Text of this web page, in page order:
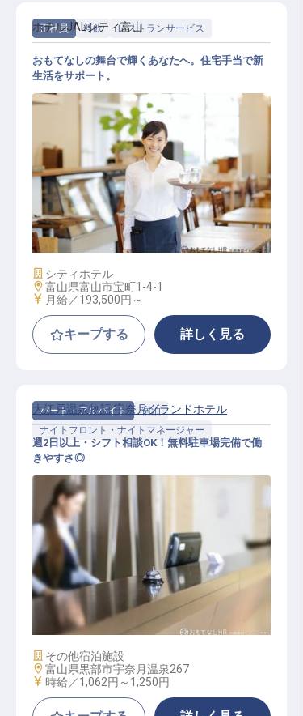
正社員 料飲 レストランサービス
レストラン接客スタッフ
ホテルJALシティ富山
おもてなしの舞台で輝くあなたへ。住宅手当で新
生活をサポート。
施設業態
シティホテル
勤務地
富山県富山市宝町1-4-1
給与
月給／193,500円～
キープする 詳しく見る
パート・アルバイト
宿泊
ナイトフロント・ナイトマネージャー
ナイトフロント
大江戸温泉物語 宇奈月グランドホテル
週2日以上・シフト相談OK！無料駐車場完備で働
きやすさ◎
施設業態
その他宿泊施設
勤務地
富山県黒部市宇奈月温泉267
給与
時給／1,062円～ 1,250円